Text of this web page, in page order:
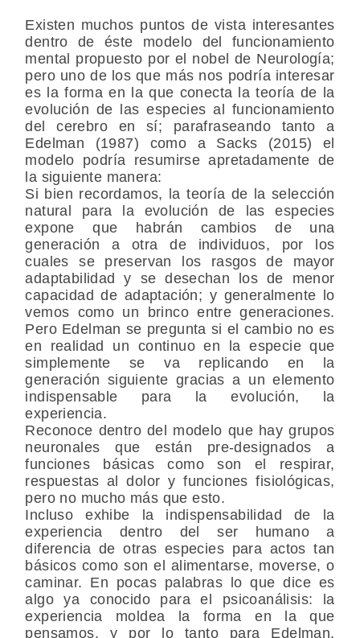
Existen muchos puntos de vista interesantes
dentro de éste modelo del funcionamiento
mental propuesto por el nobel de Neurología;
pero uno de los que más nos podría interesar
es la forma en la que conecta la teoría de la
evolución de las especies al funcionamiento
del cerebro en sí; parafraseando tanto a
Edelman (1987) como a Sacks (2015) el
modelo podría resumirse apretadamente de
la siguiente manera:
Si bien recordamos, la teoría de la selección
natural para la evolución de las especies
expone que habrán cambios de una
generación a otra de individuos, por los
cuales se preservan los rasgos de mayor
adaptabilidad y se desechan los de menor
capacidad de adaptación; y generalmente lo
vemos como un brinco entre generaciones.
Pero Edelman se pregunta si el cambio no es
en realidad un continuo en la especie que
simplemente se va replicando en la
generación siguiente gracias a un elemento
indispensable para la evolución, la
experiencia.
Reconoce dentro del modelo que hay grupos
neuronales que están pre-designados a
funciones básicas como son el respirar,
respuestas al dolor y funciones fisiológicas,
pero no mucho más que esto.
Incluso exhibe la indispensabilidad de la
experiencia dentro del ser humano a
diferencia de otras especies para actos tan
básicos como son el alimentarse, moverse, o
caminar. En pocas palabras lo que dice es
algo ya conocido para el psicoanálisis: la
experiencia moldea la forma en la que
pensamos, y por lo tanto para Edelman,